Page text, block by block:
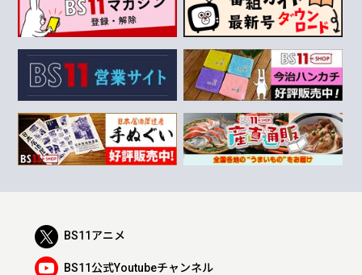
BS11アニメ
BS11公式Youtubeチャンネル